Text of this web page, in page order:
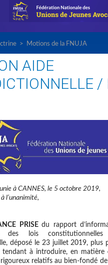
> Motions de la FNUJA
AIDE
/
à CANNES, le 5 octobre 2019,
l’unanimité,
PRISEdu rapport
des lois
déposé le 23 juillet 2019, plus
tendant à introduire, en matière
relatifs au bien-fondé